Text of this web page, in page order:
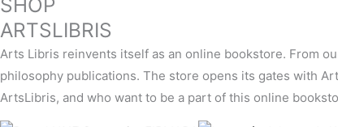
SHOP
ARTSLIBRIS
Arts Libris reinvents itself as an online bookstore. From
philosophy publications. The store opens its gates with
ArtsLibris, and who want to be a part of this online